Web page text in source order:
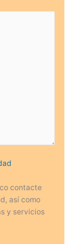
contacte
así como
y servicios